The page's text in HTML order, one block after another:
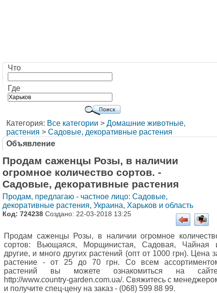
Что
Где
Категория: Все категории > Домашние животные,
растения > Садовые, декоративные растения
Объявление
Продам саженцы Розы, в наличии
огромное количество сортов. -
Садовые, декоративные растения
Продам, предлагаю - частное лицо: Садовые,
декоративные растения, Украина, Харьков и область
Код: 724238 Создано: 22-03-2018 13:25
Продам саженцы Розы, в наличии огромное
сортов: Вьющаяся, Морщинистая, Садовая, Чайная
другие, и много других растений (опт от 1000 грн). Цена
растение - от 25 до 70 грн. Со всем
растений вы можете ознакомиться на
http://www.country-garden.com.ua/. Свяжитесь с
и получите спец-цену на заказ - (068) 599 88 99.